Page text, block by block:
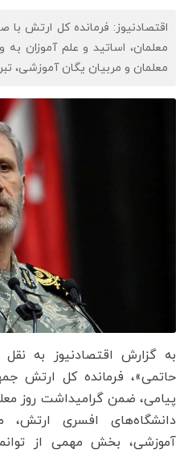
اقتصادنیوز: فرمانده کل ارتش با
معلمان، اساتید و علم آموزان به
معلمان و مربیان یگان آموزشی،
به گزارش اقتصادنیوز به نقل
حاتمی»، فرمانده کل ارتش
پیامی، ضمن گرامیداشت روز
دانشگاه‌های افسری ارتش،
آموزشی، بخش مهمی از